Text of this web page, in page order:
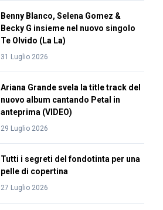
Benny Blanco, Selena Gomez &
Becky G insieme nel nuovo singolo
Te Olvido (La La)
31 Luglio 2026
Ariana Grande svela la title track del
nuovo album cantando Petal in
anteprima (VIDEO)
29 Luglio 2026
Tutti i segreti del fondotinta per una
pelle di copertina
27 Luglio 2026